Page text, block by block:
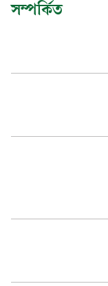
সম্পর্কিত